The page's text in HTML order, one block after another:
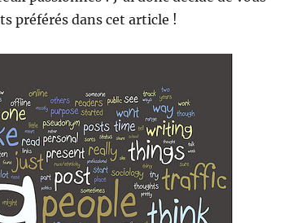
préférés dans cet article !